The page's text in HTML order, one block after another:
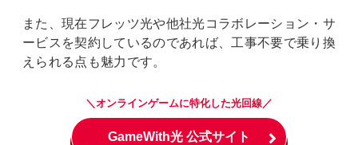
また、現在フレッツ光や他社光コラボレーション・サ
ービスを契約しているのであれば、工事不要で乗り換
えられる点も魅力です。
＼オンラインゲームに特化した光回線／
GameWith光 公式サイト